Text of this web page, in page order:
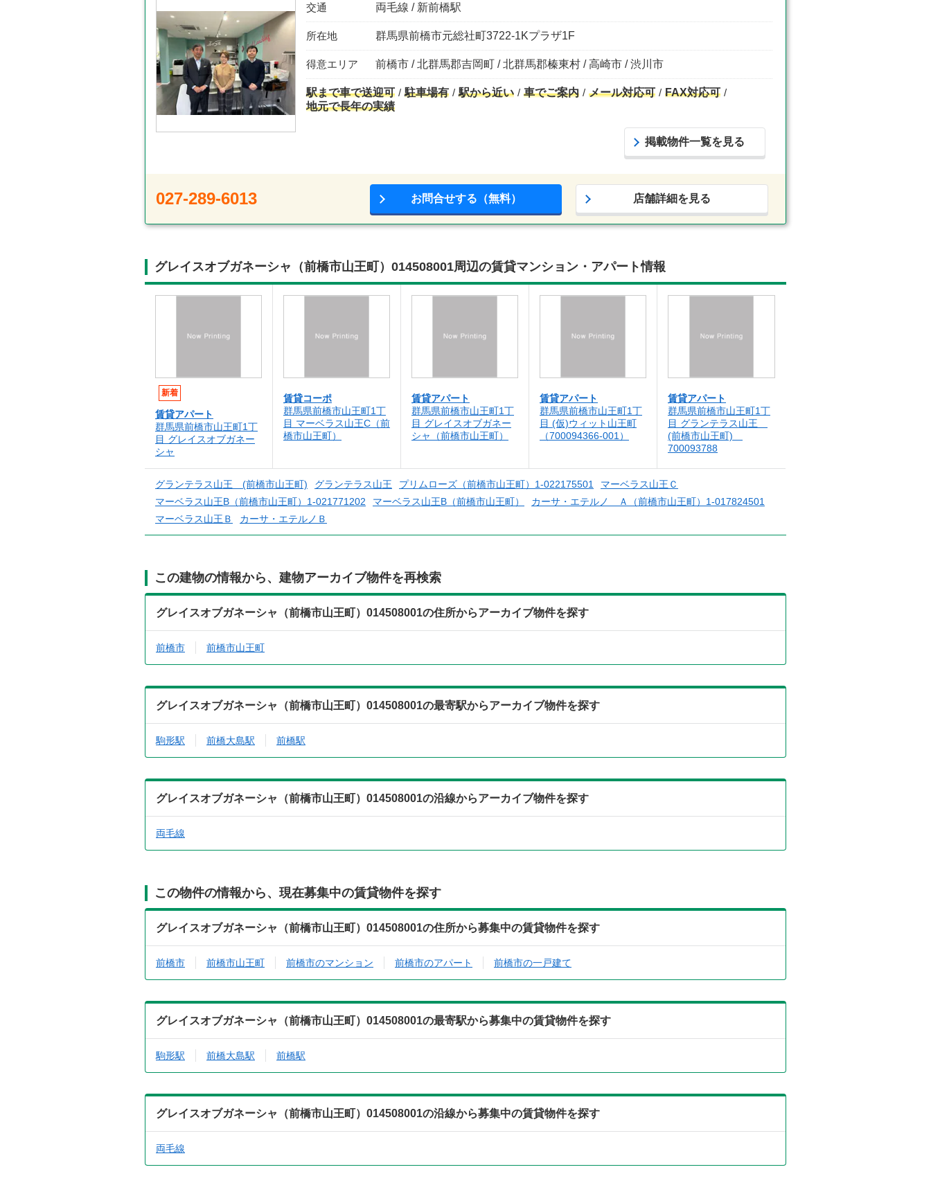
交通 両毛線 / 新前橋駅
所在地 群馬県前橋市元総社町3722-1Kプラザ1F
得意エリア 前橋市 / 北群馬郡吉岡町 / 北群馬郡榛東村 / 高崎市 / 渋川市
駅まで車で送迎可 駐車場有 駅から近い 車でご案内 メール対応可
FAX対応可
地元で長年の実績
掲載物件一覧を見る
027-289-6013 お問合せする（無料） 店舗詳細を見る
グレイスオブガネーシャ（前橋市山王町）014508001周辺の賃貸マンション・アパート情報
新着
賃貸アパート
群馬県前橋市山王町1丁
目 グレイスオブガネー
シャ
賃貸コーポ
群馬県前橋市山王町1丁
目 マーベラス山王C（前
橋市山王町）
賃貸アパート
群馬県前橋市山王町1丁
目 グレイスオブガネー
シャ（前橋市山王町）
賃貸アパート
群馬県前橋市山王町1丁
目 (仮)ウィット山王町
（700094366-001）
賃貸アパート
群馬県前橋市山王町1丁
目 グランテラス山王
(前橋市山王町)
700093788
グランテラス山王 (前橋市山王町) グランテラス山王 プリムローズ（前橋市山王町）1-022175501
マーベラス山王Ｃ
マーベラス山王B（前橋市山王町）1-021771202
マーベラス山王B（前橋市山王町）
カーサ・エテルノ Ａ（前橋市山王町）1-017824501
マーベラス山王Ｂ
カーサ・エテルノＢ
この建物の情報から、建物アーカイブ物件を再検索
グレイスオブガネーシャ（前橋市山王町）014508001の住所からアーカイブ物件を探す
前橋市 前橋市山王町
グレイスオブガネーシャ（前橋市山王町）014508001の最寄駅からアーカイブ物件を探す
駒形駅 前橋大島駅 前橋駅
グレイスオブガネーシャ（前橋市山王町）014508001の沿線からアーカイブ物件を探す
両毛線
この物件の情報から、現在募集中の賃貸物件を探す
グレイスオブガネーシャ（前橋市山王町）014508001の住所から募集中の賃貸物件を探す
前橋市 前橋市山王町 前橋市のマンション 前橋市のアパート 前橋市の一戸建て
グレイスオブガネーシャ（前橋市山王町）014508001の最寄駅から募集中の賃貸物件を探す
駒形駅 前橋大島駅 前橋駅
グレイスオブガネーシャ（前橋市山王町）014508001の沿線から募集中の賃貸物件を探す
両毛線